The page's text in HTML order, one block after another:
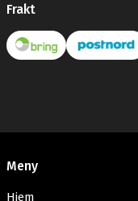
Frakt
Meny
Hjem